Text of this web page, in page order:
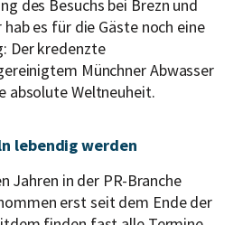
des Besuchs bei Brezn und
es für die Gäste noch eine
Der kredenzte
Münchner Abwasser
absolute Weltneuheit.
lebendig werden
Jahren in der PR-Branche
erst seit dem Ende der